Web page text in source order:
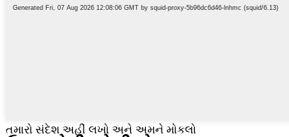
તમારો સંદેશ અહીં લખો અને અમને મોકલો